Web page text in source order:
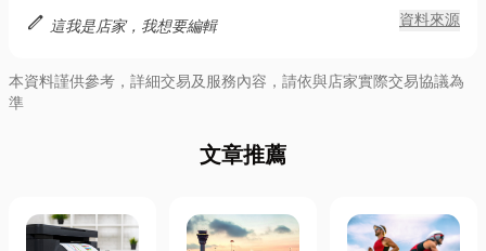
edit 這我是店家，我想要編輯 資料來源
本資料謹供參考，詳細交易及服務內容，請依與店家實際交易協議為
準
文章推薦